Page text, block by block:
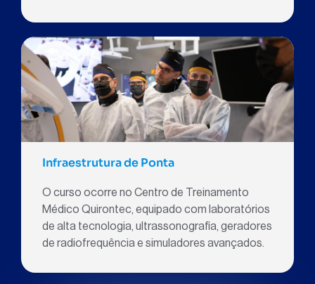
Infraestrutura de Ponta
O curso ocorre no Centro de Treinamento
Médico Quirontec, equipado com laboratórios
de alta tecnologia, ultrassonografia, geradores
de radiofrequência e simuladores avançados.